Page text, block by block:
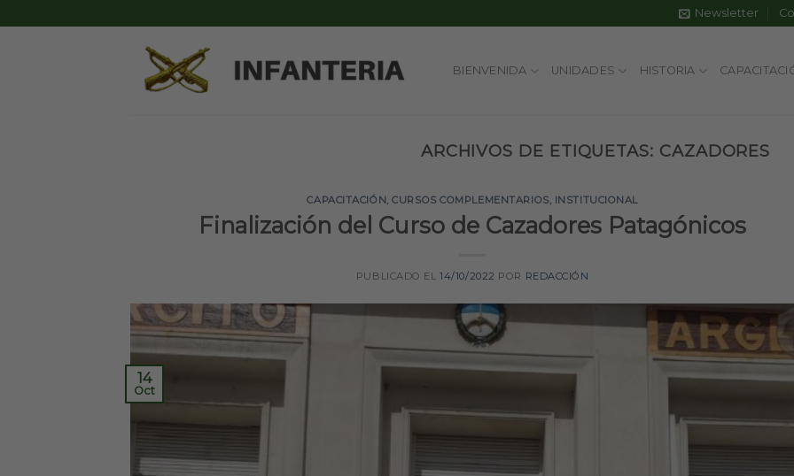
to
Newsletter
BIENVENIDA UNIDADES HISTORIA
ARCHIVOS DE ETIQUETAS: CAZADORES
CAPACITACIÓN,CURSOS COMPLEMENTARIOS, INSTITUCIONAL
Finalización del Curso de Cazadores Patagónicos
PUBLICADO EL14/10/2022 POR REDACCIÓN
14
Oct